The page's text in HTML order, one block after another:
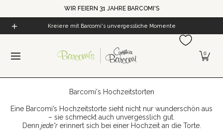
Zum Hauptinhalt springenWIR FEIERN 31 JAHRE BARCOMI'S
Alle Produkte Cynthia's Welt Barcomi's
Kreiere mit Barcomi's unvergessliche Momente
0
Barcomi's Hochzeitstorten
Eine Barcomi’s Hochzeitstorte sieht nicht nur wunderschön aus
– sie schmeckt auch unvergesslich gut.
Denn jede*rerinnert sich bei einer Hochzeit an die Torte.